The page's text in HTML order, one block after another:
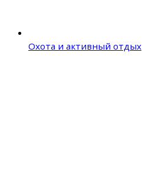
Охота и активный отдых